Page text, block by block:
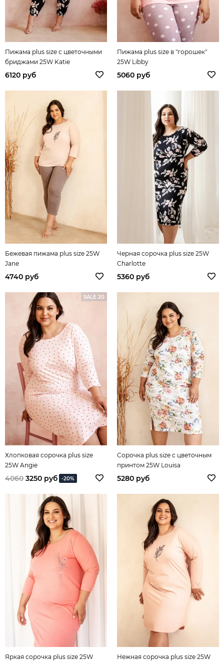
Пижама plus size с цветочными
бриджами 25W Katie
6120 руб
Пижама plus size в "горошек"
25W Libby
5060 руб
Бежевая пижама plus size 25W
Jane
4740 руб
Черная сорочка plus size 25W
Charlotte
5360 руб
SALE 20
Хлопковая сорочка plus size
25W Angie
4060 3250 руб -20%
Сорочка plus size с цветочным
принтом 25W Louisa
5280 руб
Яркая сорочка plus size 25W
Нежная сорочка plus size 25W